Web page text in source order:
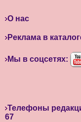
О нас
Реклама в
Мы в соцсетях:
Телефоны
67